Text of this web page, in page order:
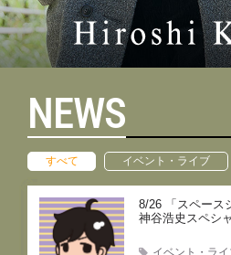
NEWS
すべて イベント・ライブ
8/26 「スペース
神谷浩史スペシ
イベント・ライ